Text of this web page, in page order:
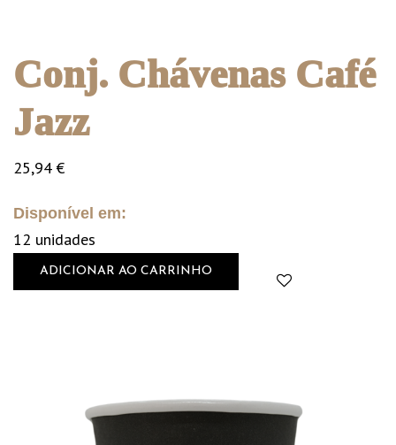
Conj. Chávenas Café
Jazz
25,94€
Disponível em:
12 unidades
ADICIONAR AO CARRINHO